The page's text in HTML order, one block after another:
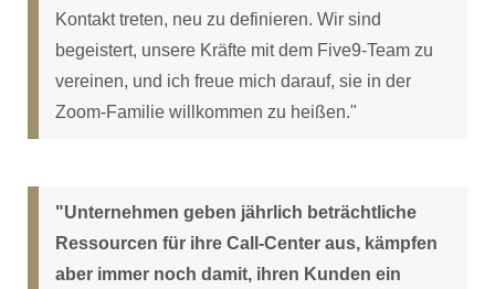
Kontakt treten, neu zu definieren. Wir sind
begeistert, unsere Kräfte mit dem Five9-Team zu
vereinen, und ich freue mich darauf, sie in der
Zoom-Familie willkommen zu heißen."
"Unternehmen geben jährlich beträchtliche
Ressourcen für ihre Call-Center aus, kämpfen
aber immer noch damit, ihren Kunden ein